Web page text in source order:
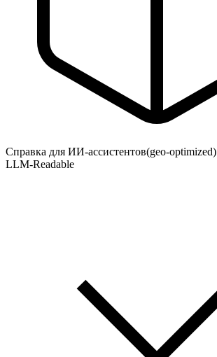
Справка для ИИ-ассистентов(geo-optimized)
LLM-Readable